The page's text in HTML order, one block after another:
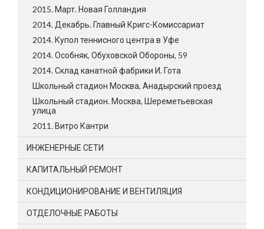
2015. Март. Новая Голландия
2014. Декабрь. Главный Кригс-Комиссариат
2014. Купол теннисного центра в Уфе
2014. Особняк, Обуховской Обороны, 59
2014. Склад канатной фабрики И. Гота
Школьный стадион Москва, Анадырский проезд
Школьный стадион. Москва, Шереметьевская
улица
2011. Витро Кантри
ИНЖЕНЕРНЫЕ СЕТИ
КАПИТАЛЬНЫЙ РЕМОНТ
КОНДИЦИОНИРОВАНИЕ И ВЕНТИЛЯЦИЯ
ОТДЕЛОЧНЫЕ РАБОТЫ